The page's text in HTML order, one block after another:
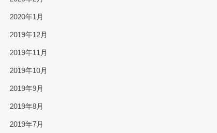
2020年1月
2019年12月
2019年11月
2019年10月
2019年9月
2019年8月
2019年7月